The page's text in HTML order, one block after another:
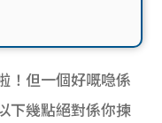
！但一個好嘅喼係
下幾點絕對係你揀